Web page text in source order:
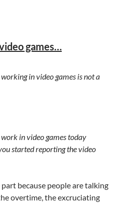
games…
in video games is not a
in video games today
started reporting the video
because people are talking
overtime, the excruciating